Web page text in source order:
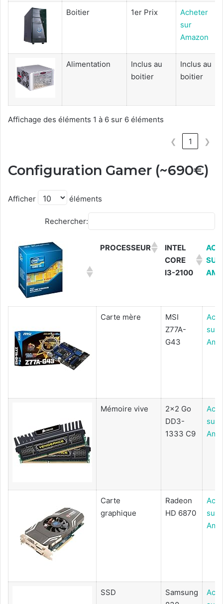
Boitier 1er Prix
Acheter
sur
Amazon
Alimentation
Inclus au
boitier
Inclus au
boitier
Affichage des éléments 1 à 6 sur 6 éléments
❮ 1 ❯
Configuration Gamer (~690€)
Afficher éléments
Rechercher:
PROCESSEUR
INTEL
CORE
I3-2100
SUR
Carte mère
MSI
Z77A-
G43
sur
Mémoire vive
2x2 Go
DD3-
1333 C9
sur
Carte
graphique
Radeon
HD 6870
sur
SSD
Samsung